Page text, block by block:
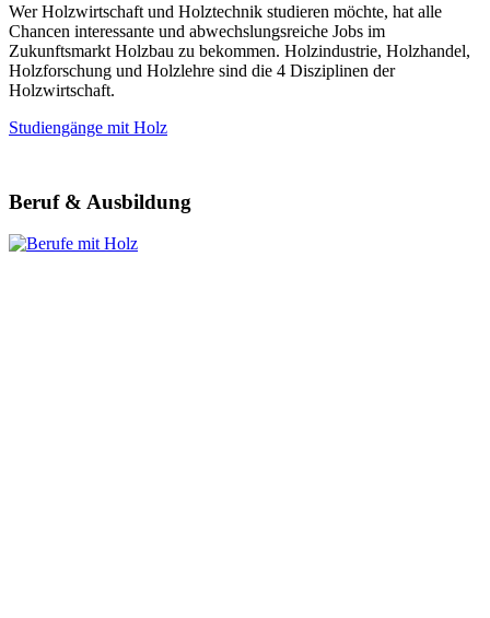
Wer Holzwirtschaft und Holztechnik studieren möchte, hat alle
Chancen interessante und abwechslungsreiche Jobs im
Zukunftsmarkt Holzbau zu bekommen. Holzindustrie, Holzhandel,
Holzforschung und Holzlehre sind die 4 Disziplinen der
Holzwirtschaft.
Studiengänge mit Holz
Beruf & Ausbildung